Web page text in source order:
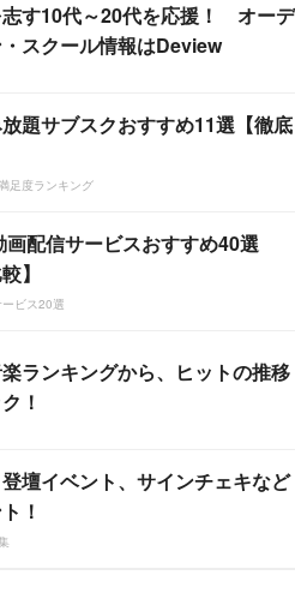
す10代～20代を応援！ オーデ
スクール情報はDeview
題サブスクおすすめ11選【徹底
足度ランキング
画配信サービスおすすめ40選
】
ビス20選
ランキングから、ヒットの推移
！
壇イベント、サインチェキなど
！